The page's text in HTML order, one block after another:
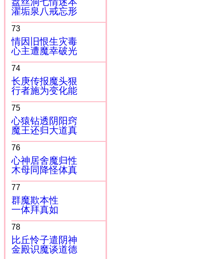
濯垢泉八戒忘形
73
情因旧恨生灾毒
心主遭魔幸破光
74
长庚传报魔头狠
行者施为变化能
75
心猿钻透阴阳窍
魔王还归大道真
76
心神居舍魔归性
木母同降怪体真
77
群魔欺本性
一体拜真如
78
比丘怜子遣阴神
金殿识魔谈道德